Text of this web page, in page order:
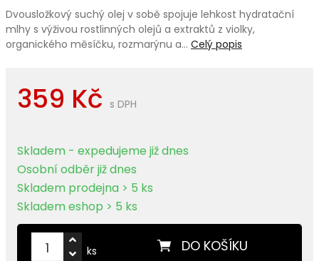
Dvousložkový suchý olej v sobě spojuje lehkost hydratační
mlhy s výživou rostlinných olejů a extraktů z violky,
organického měsíčku, rozmarýnu a… Celý popis
359 Kč s DPH
Skladem - expedujeme již dnes
Osobní odběr již dnes
Skladem prodejna > 5 ks
Skladem eshop > 5 ks
DO KOŠÍKU
ks